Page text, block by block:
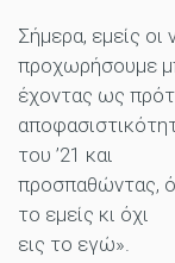
Σήμερα, εμείς
προχωρήσουμε
έχοντας ως
του ’21 και
προσπαθώντας,
το εμείς κι όχι
εις το εγώ».